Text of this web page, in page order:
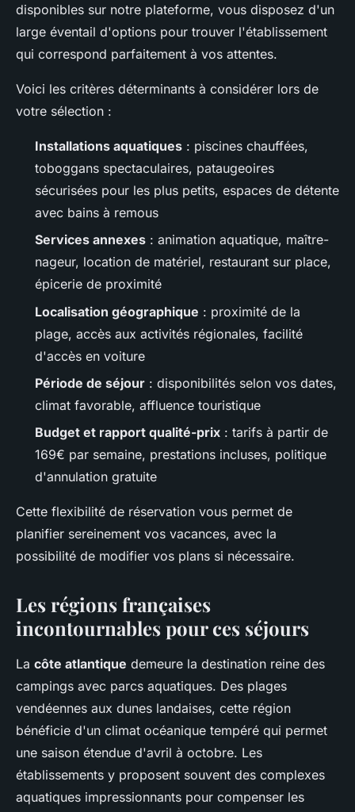
disponibles sur notre plateforme, vous disposez d'un
large éventail d'options pour trouver l'établissement
qui correspond parfaitement à vos attentes.
Voici les critères déterminants à considérer lors de
votre sélection :
Installations aquatiques : piscines chauffées,
toboggans spectaculaires, pataugeoires
sécurisées pour les plus petits, espaces de détente
avec bains à remous
Services annexes : animation aquatique, maître-
nageur, location de matériel, restaurant sur place,
épicerie de proximité
Localisation géographique : proximité de la
plage, accès aux activités régionales, facilité
d'accès en voiture
Période de séjour : disponibilités selon vos dates,
climat favorable, affluence touristique
Budget et rapport qualité-prix : tarifs à partir de
169€ par semaine, prestations incluses, politique
d'annulation gratuite
Cette flexibilité de réservation vous permet de
planifier sereinement vos vacances, avec la
possibilité de modifier vos plans si nécessaire.
Les régions françaises
incontournables pour ces séjours
La côte atlantique demeure la destination reine des
campings avec parcs aquatiques. Des plages
vendéennes aux dunes landaises, cette région
bénéficie d'un climat océanique tempéré qui permet
une saison étendue d'avril à octobre. Les
établissements y proposent souvent des complexes
aquatiques impressionnants pour compenser les